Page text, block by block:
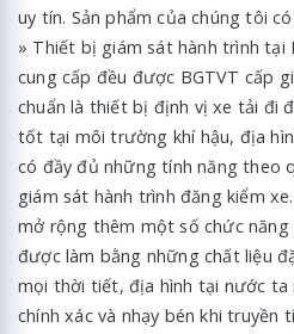
uy tín. Sản phẩm của chúng tôi
» Thiết bị giám sát hành trình tại
cung cấp đều được BGTVT cấp
chuẩn là thiết bị định vị xe tải đi
tốt tại môi trường khí hậu, địa
có đầy đủ những tính năng theo
giám sát hành trình đăng kiểm
mở rộng thêm một số chức năng
được làm bằng những chất liệu
mọi thời tiết, địa hình tại nước ta
chính xác và nhạy bén khi truyền